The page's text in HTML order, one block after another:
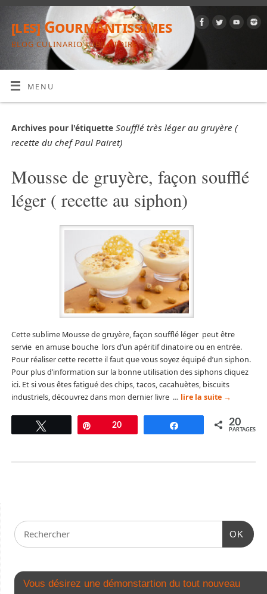
[les] Gourmantissimes
BLOG CULINARIO-JUBILATOIRE
MENU
Archives pour l'étiquette Soufflé très léger au gruyère (
recette du chef Paul Pairet)
Mousse de gruyère, façon soufflé
léger ( recette au siphon)
Cette sublime Mousse de gruyère, façon soufflé léger peut être
servie en amuse bouche lors d’un apéritif dinatoire ou en entrée.
Pour réaliser cette recette il faut que vous soyez équipé d’un siphon.
Pour plus d’information sur la bonne utilisation des siphons cliquez
ici. Et si vous êtes fatigué des chips, tacos, cacahuètes, biscuits
industriels, découvrez dans mon dernier livre … lire la suite →
Tweetez Épingle
20 Partagez 20
PARTAGES
OK
Vous désirez une démonstartion du tout nouveau